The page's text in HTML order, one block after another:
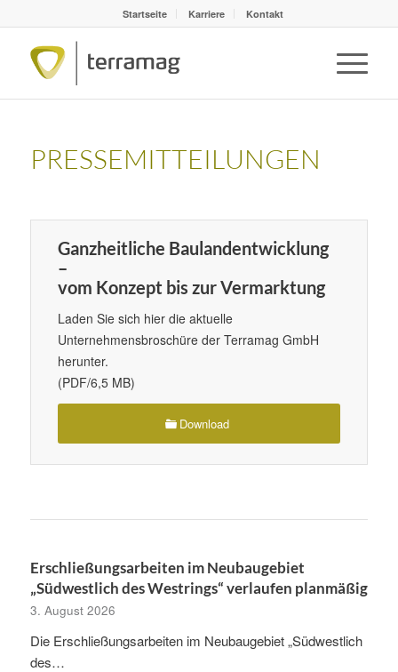
Startseite Karriere Kontakt
PRESSEMITTEILUNGEN
Ganzheitliche Baulandentwicklung
–
vom Konzept bis zur Vermarktung
Laden Sie sich hier die aktuelle
Unternehmensbroschüre der Terramag GmbH
herunter.
(PDF/6,5 MB)
Download
Erschließungsarbeiten im Neubaugebiet
„Südwestlich des Westrings“ verlaufen planmäßig
3. August 2026
Die Erschließungsarbeiten im Neubaugebiet „Südwestlich
des…